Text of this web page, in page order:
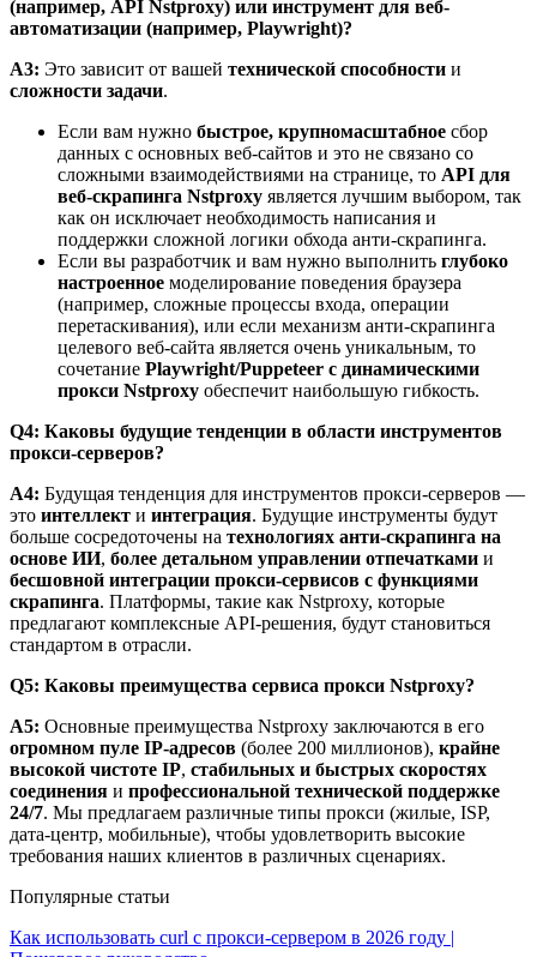
(например, API Nstproxy) или инструмент для веб-
автоматизации (например, Playwright)?
A3: Это зависит от вашей технической способности и
сложности задачи.
Если вам нужно быстрое, крупномасштабное сбор
данных с основных веб-сайтов и это не связано со
сложными взаимодействиями на странице, то API для
веб-скрапинга Nstproxy является лучшим выбором, так
как он исключает необходимость написания и
поддержки сложной логики обхода анти-скрапинга.
Если вы разработчик и вам нужно выполнить глубоко
настроенное моделирование поведения браузера
(например, сложные процессы входа, операции
перетаскивания), или если механизм анти-скрапинга
целевого веб-сайта является очень уникальным, то
сочетание Playwright/Puppeteer с динамическими
прокси Nstproxy обеспечит наибольшую гибкость.
Q4: Каковы будущие тенденции в области инструментов
прокси-серверов?
A4: Будущая тенденция для инструментов прокси-серверов —
это интеллект и интеграция. Будущие инструменты будут
больше сосредоточены на технологиях анти-скрапинга на
основе ИИ, более детальном управлении отпечатками и
бесшовной интеграции прокси-сервисов с функциями
скрапинга. Платформы, такие как Nstproxy, которые
предлагают комплексные API-решения, будут становиться
стандартом в отрасли.
Q5: Каковы преимущества сервиса прокси Nstproxy?
A5: Основные преимущества Nstproxy заключаются в его
огромном пуле IP-адресов (более 200 миллионов), крайне
высокой чистоте IP, стабильных и быстрых скоростях
соединения и профессиональной технической поддержке
24/7. Мы предлагаем различные типы прокси (жилые, ISP,
дата-центр, мобильные), чтобы удовлетворить высокие
требования наших клиентов в различных сценариях.
Популярные статьи
Как использовать curl с прокси-сервером в 2026 году |